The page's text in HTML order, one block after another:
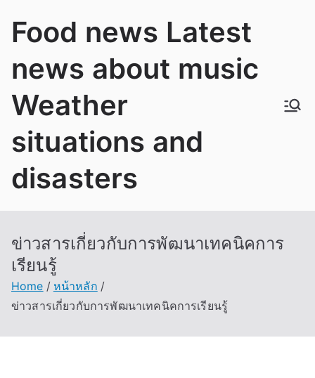
Food news Latest
news about music
Weather
situations and
disasters
ข่าวสารเกี่ยวกับการพัฒนาเทคนิคการ
เรียนรู้
Home
หน้าหลัก
ข่าวสารเกี่ยวกับการพัฒนาเทคนิคการเรียนรู้